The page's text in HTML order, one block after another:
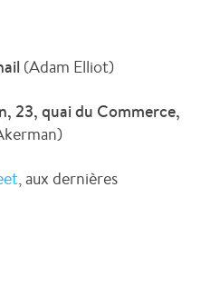
(Adam Elliot)
23, quai du Commerce,
, aux dernières